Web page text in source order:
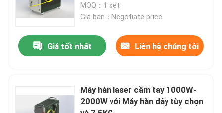
Kiểm soát chất lượng
Liên hệ chúng tôi
Laser sợi xanh
MOQ：1 set
Giá bán：Negotiate price
Giá tốt nhất Liên hệ chúng tôi
Máy hàn laser cầm tay 1000W-
2000W với Máy hàn dây tùy chọn